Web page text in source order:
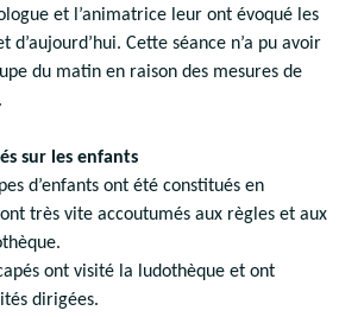
et l’animatrice leur ont évoqué les
d’aujourd’hui. Cette séance n’a pu avoir
du matin en raison des mesures de
sur les enfants
d’enfants ont été constitués en
très vite accoutumés aux règles et aux
ont visité la ludothèque et ont
dirigées.